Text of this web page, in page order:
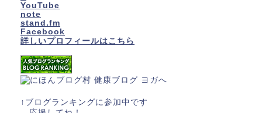
YouTube
note
stand.fm
Facebook
詳しいプロフィールはこちら
↑ブログランキングに参加中です